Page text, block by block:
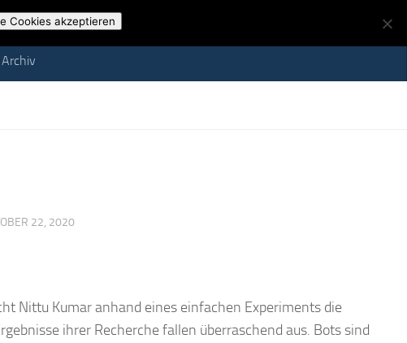
Archiv
22, 2020
Nittu Kumar anhand eines einfachen Experiments die
ihrer Recherche fallen überraschend aus. Bots sind
Cookies akzeptieren